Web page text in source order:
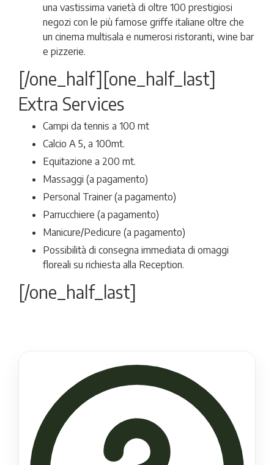
una vastissima varietà di oltre 100 prestigiosi
negozi con le più famose griffe italiane oltre che
un cinema multisala e numerosi ristoranti, wine bar
e pizzerie.
[/one_half][one_half_last]
Extra Services
Campi da tennis a 100 mt
Calcio A 5, a 100mt.
Equitazione a 200 mt.
Massaggi (a pagamento)
Personal Trainer (a pagamento)
Parrucchiere (a pagamento)
Manicure/Pedicure (a pagamento)
Possibilità di consegna immediata di omaggi
floreali su richiesta alla Reception.
[/one_half_last]